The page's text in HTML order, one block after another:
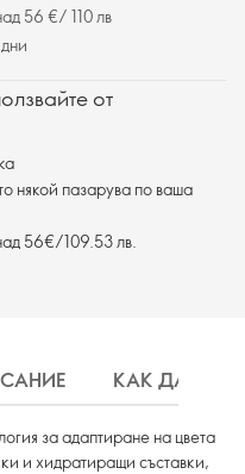
56 €/ 110 лв
от
някой пазарува по ваша
56€/109.53 лв.
КАК ДА
за адаптиране на цвета
и хидратиращи съставки,